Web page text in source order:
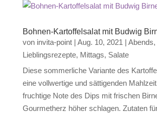
Bohnen-Kartoffelsalat mit Budwig
von invita-point| Aug. 10, 2021 | Abends,
Lieblingsrezepte, Mittags, Salate
Diese sommerliche Variante des
eine vollwertige und sättigenden
fruchtige Note des Dips mit frischen
Gourmetherz höher schlagen. Zutaten